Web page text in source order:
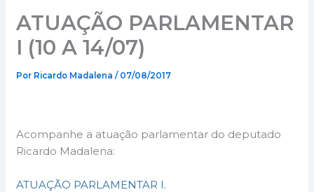
ATUAÇÃO PARLAMENTAR
I (10 A 14/07)
Por Ricardo Madalena/ 07/08/2017
Acompanhe a atuação parlamentar do deputado
Ricardo Madalena:
ATUAÇÃO PARLAMENTAR I.